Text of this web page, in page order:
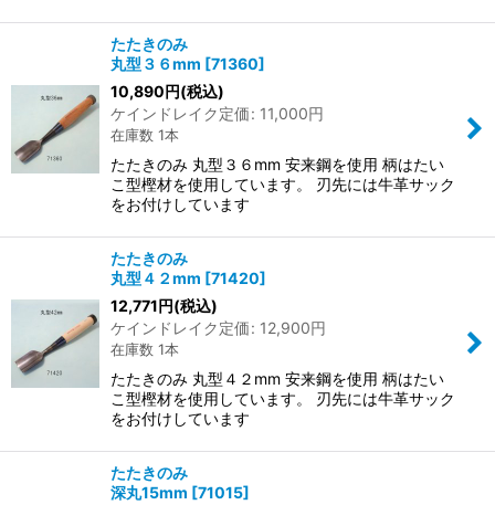
たたきのみ
丸型３６mm [71360]
10,890円(税込)
ケインドレイク定価: 11,000円
在庫数 1本
たたきのみ 丸型３６mm 安来鋼を使用 柄はたい
こ型樫材を使用しています。 刃先には牛革サック
をお付けしています
たたきのみ
丸型４２mm [71420]
12,771円(税込)
ケインドレイク定価: 12,900円
在庫数 1本
たたきのみ 丸型４２mm 安来鋼を使用 柄はたい
こ型樫材を使用しています。 刃先には牛革サック
をお付けしています
たたきのみ
深丸15mm [71015]